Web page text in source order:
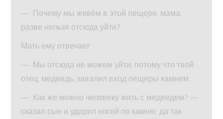
— Почему мы живём в этой пещере, мама,
разве нельзя отсюда уйти?
Мать ему отвечает:
— Мы отсюда не можем уйти, потому что твой
отец, медведь, завалил вход пещеры камнем.
— Как же можно человеку жить с медведем? —
сказал сын и ударил ногой по камню, да так